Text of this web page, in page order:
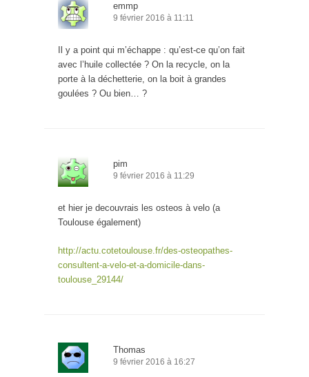
emmp
9 février 2016 à 11:11
Il y a point qui m’échappe : qu’est-ce qu’on fait
avec l’huile collectée ? On la recycle, on la
porte à la déchetterie, on la boit à grandes
goulées ? Ou bien… ?
pim
9 février 2016 à 11:29
et hier je decouvrais les osteos à velo (a
Toulouse également)
http://actu.cotetoulouse.fr/des-osteopathes-
consultent-a-velo-et-a-domicile-dans-
toulouse_29144/
Thomas
9 février 2016 à 16:27